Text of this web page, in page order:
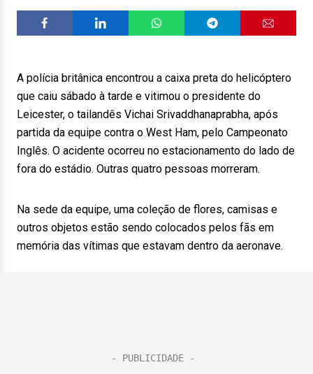
A polícia britânica encontrou a caixa preta do helicóptero
que caiu sábado à tarde e vitimou o presidente do
Leicester, o tailandês Vichai Srivaddhanaprabha, após
partida da equipe contra o West Ham, pelo Campeonato
Inglês. O acidente ocorreu no estacionamento do lado de
fora do estádio. Outras quatro pessoas morreram.
Na sede da equipe, uma coleção de flores, camisas e
outros objetos estão sendo colocados pelos fãs em
memória das vítimas que estavam dentro da aeronave.